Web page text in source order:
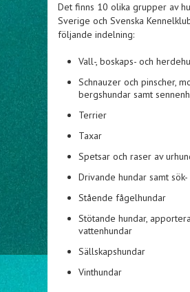
Det finns 10 olika grupper av
Sverige och Svenska
följande indelning:
Vall-, boskaps- och
Schnauzer och pinscher,
bergshundar samt
Terrier
Taxar
Spetsar och raser av
Drivande hundar samt
Stående fågelhundar
Stötande hundar,
vattenhundar
Sällskapshundar
Vinthundar